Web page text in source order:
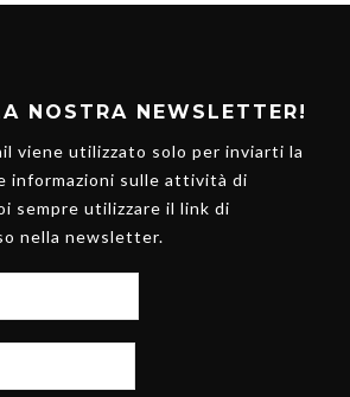
NOSTRA NEWSLETTER!
viene utilizzato solo per inviarti la
informazioni sulle attività di
sempre utilizzare il link di
nella newsletter.